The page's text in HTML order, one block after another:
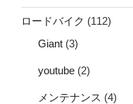
ロードバイク (112)
Giant (3)
youtube (2)
メンテナンス (4)